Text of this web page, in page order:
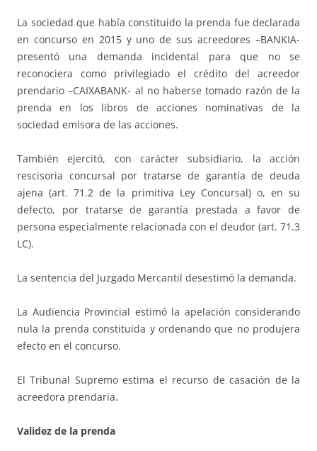
La sociedad que había constituido la prenda fue declarada
en concurso en 2015 y uno de sus acreedores –BANKIA-
presentó una demanda incidental para que no se
reconociera como privilegiado el crédito del acreedor
prendario –CAIXABANK- al no haberse tomado razón de la
prenda en los libros de acciones nominativas de la
sociedad emisora de las acciones.
También ejercitó, con carácter subsidiario, la acción
rescisoria concursal por tratarse de garantía de deuda
ajena (art. 71.2 de la primitiva Ley Concursal) o, en su
defecto, por tratarse de garantía prestada a favor de
persona especialmente relacionada con el deudor (art. 71.3
LC).
La sentencia del Juzgado Mercantil desestimó la demanda.
La Audiencia Provincial estimó la apelación considerando
nula la prenda constituida y ordenando que no produjera
efecto en el concurso.
El Tribunal Supremo estima el recurso de casación de la
acreedora prendaria.
Validez de la prenda